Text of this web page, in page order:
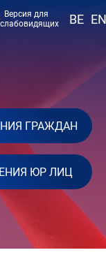
Версия для
слабовидящих
BE EN
ГРАЖДАН
ЮР ЛИЦ